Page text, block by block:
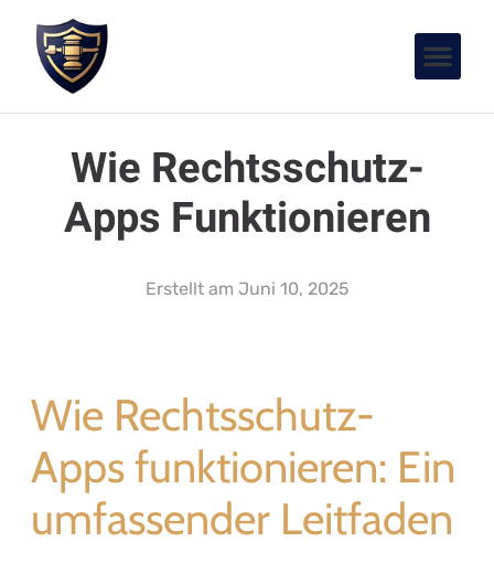
Wie Rechtsschutz-
Apps Funktionieren
Erstellt am Juni 10, 2025
Wie Rechtsschutz-
Apps funktionieren: Ein
umfassender Leitfaden